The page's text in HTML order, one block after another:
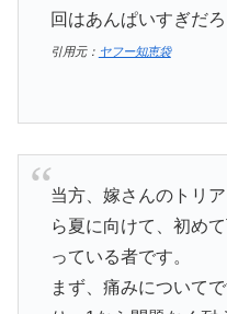
回はあんぱいすぎだ
引用元： ヤフー知恵袋
当方、嫁さんのトリ
ら夏に向けて、初め
っている者です。
まず、痛みについて